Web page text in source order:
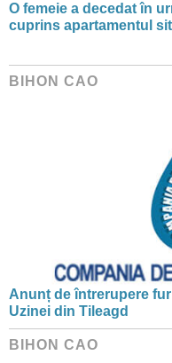
O femeie a decedat în
cuprins apartamentul
BIHON CAO
Anunț de întrerupere
Uzinei din Tileagd
BIHON CAO